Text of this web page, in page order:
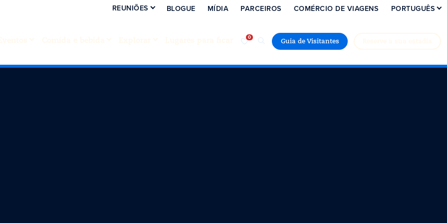
Guia de Visitantes
REUNIÕES BLOGUE MÍDIA PARCEIROS COMÉRCIO DE VIAGENS PORTUGUÊS